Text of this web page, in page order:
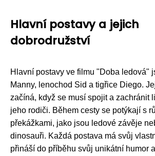
Hlavní postavy a jejich
dobrodružství
Hlavní postavy ve filmu "Doba ledová"
Manny, lenochod Sid a tigřice Diego.
začíná, když se musí spojit a zachránit
jeho rodiči. Během cesty se potýkají s
překážkami, jako jsou ledové závěje
dinosauři. Každá postava má svůj
přináší do příběhu svůj unikátní humor